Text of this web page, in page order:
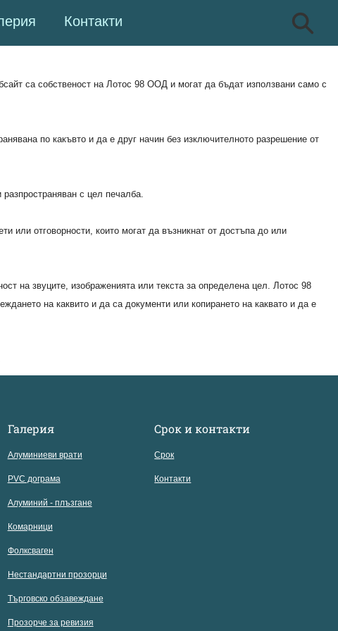
Контакти
са собственост на Лотос 98 ООД и могат да бъдат използвани само с
по какъвто и да е друг начин без изключителното разрешение от
с цел печалба.
или отговорности, които могат да възникнат от достъпа до или
на звуците, изображенията или текста за определена цел. Лотос 98
на каквито и да са документи или копирането на каквато и да е
Галерия
Алуминиеви врати
PVC дограма
Алуминий - плъзгане
Комарници
Фолксваген
Нестандартни прозорци
Търговско обзавеждане
Прозорче за ревизия
Срок и контакти
Срок
Контакти